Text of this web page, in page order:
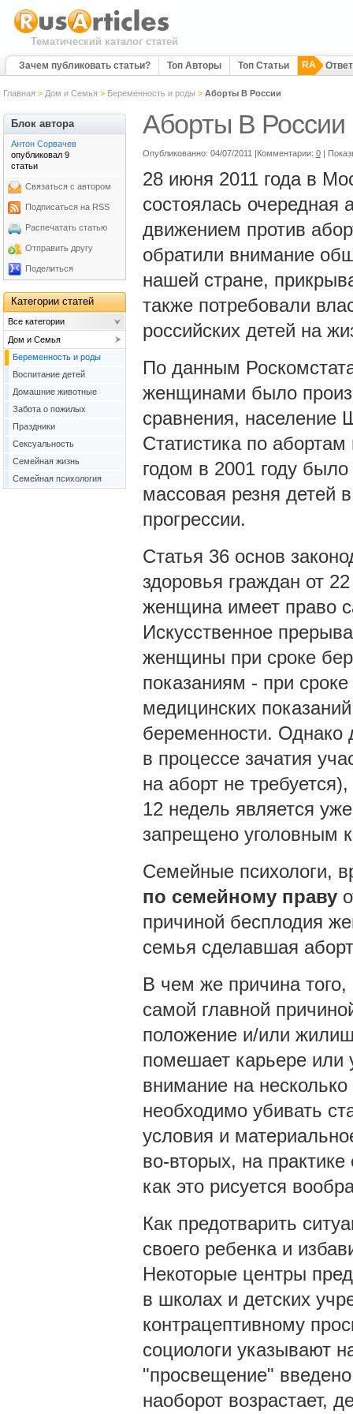
Тематический каталог статей
Зачем публиковать статьи? Топ Авторы Топ Статьи RA
Главная > Дом и Семья > Беременность и роды > Аборты В России
Аборты В России
Опубликованно: 04/07/2011 |Комментарии: 0|
28 июня 2011 года в
состоялась очередная
движением против
обратили внимание
нашей стране,
также потребовали
российских детей на
По данным
женщинами было
сравнения, население
Статистика по
годом в 2001 году
массовая резня детей
прогрессии.
Статья 36 основ
здоровья граждан от
женщина имеет право
Искусственное
женщины при сроке
показаниям - при
медицинских
беременности. Однако
в процессе зачатия
на аборт не
12 недель является
запрещено уголовным
Семейные психологи,
по семейному праву
причиной бесплодия
семья сделавшая
В чем же причина
самой главной
положение и/или
помешает карьере или
внимание на
необходимо убивать
условия и
во-вторых, на
как это рисуется
Как предотварить
своего ребенка и
Некоторые центры
в школах и детских
контрацептивному
социологи указывают
"просвещение"
наоборот возрастает,
Блок автора
Антон Сорвачев
опубликовал 9
статьи
Связаться с автором
Подписаться на RSS
Распечатать статью
Отправить другу
Поделиться
Категории статей
Все категории
Дом и Семья
Беременность и роды
Воспитание детей
Домашние животные
Забота о пожилых
Праздники
Сексуальность
Семейная жизнь
Семейная психология